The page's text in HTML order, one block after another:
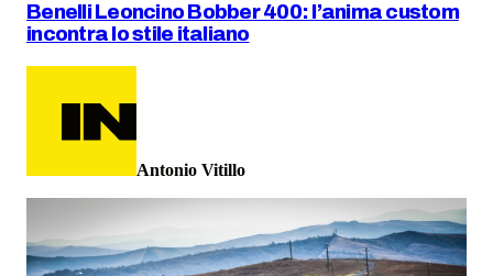
Benelli Leoncino Bobber 400: l’anima custom
incontra lo stile italiano
Antonio Vitillo